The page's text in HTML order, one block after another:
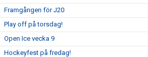
Framgången för J20
Play off på torsdag!
Open Ice vecka 9
Hockeyfest på fredag!